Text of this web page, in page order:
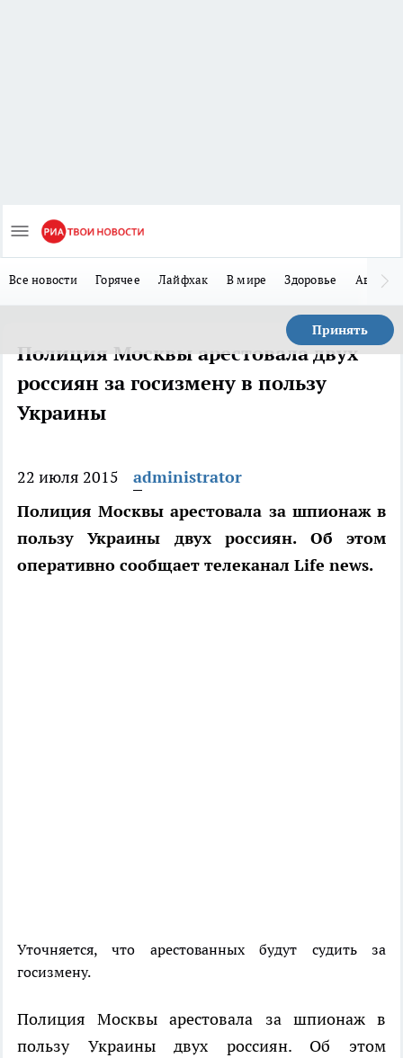
Все новости Горячее Лайфхак В мире Здоровье Авто
Принять
Полиция Москвы арестовала двух
россиян за госизмену в пользу
Украины
22 июля 2015
administrator
Полиция Москвы арестовала за шпионаж в
пользу Украины двух россиян. Об этом
оперативно сообщает телеканал Life news.
Уточняется, что арестованных будут судить за
госизмену.
Полиция Москвы арестовала за шпионаж в
пользу Украины двух россиян. Об этом